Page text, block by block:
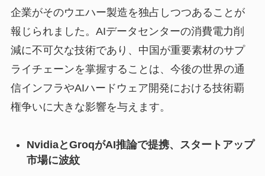
企業がそのウエハー製造を独占しつつあることが
報じられました。AIデータセンターの消費電力削
減に不可欠な技術であり、中国が重要素材のサプ
ライチェーンを掌握することは、今後の世界の通
信インフラやAIハードウェア開発における技術覇
権争いに大きな影響を与えます。
NvidiaとGroqがAI推論で提携、スタートアップ
市場に波紋